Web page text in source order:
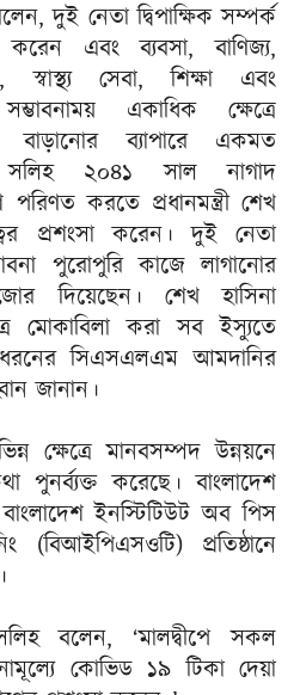
দুই নেতা দ্বিপাক্ষিক সম্পর্ক
এবং ব্যবসা, বাণিজ্য,
সেবা, শিক্ষা এবং
একাধিক ক্ষেত্রে
বাড়ানোর ব্যাপারে একমত
সলিহ ২০৪১ সাল নাগাদ
করতে প্রধানমন্ত্রী শেখ
প্রশংসা করেন। দুই নেতা
পুরোপুরি কাজে লাগানোর
দিয়েছেন। শেখ হাসিনা
মোকাবিলা করা সব ইস্যুতে
সিএসএলএম আমদানির
জানান।
ক্ষেত্রে মানবসম্পদ উন্নয়নে
পুনর্ব্যক্ত করেছে। বাংলাদেশ
বাংলাদেশ ইনস্টিটিউট অব পিস
(বিআইপিএসওটি) প্রতিষ্ঠানে
সলিহ বলেন, ‘মালদ্বীপে সকল
কোভিড ১৯ টিকা দেয়া